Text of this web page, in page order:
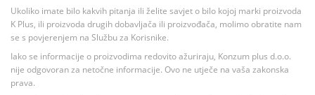
Ukoliko imate bilo kakvih pitanja ili želite savjet o bilo kojoj marki proizvoda
K Plus, ili proizvoda drugih dobavljača ili proizvođača, molimo obratite nam
se s povjerenjem na Službu za Korisnike.
Iako se informacije o proizvodima redovito ažuriraju, Konzum plus d.o.o.
nije odgovoran za netočne informacije. Ovo ne utječe na vaša zakonska
prava.